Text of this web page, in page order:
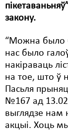
закону.
“Можна было
нас было
накіраваць
на тое, што ў
Пасьля
№167 ад
выглядзе нам
акцыі. Хоць мы
Рознае
Свабода
Суд
Сьмяротнае
Правы працоўных